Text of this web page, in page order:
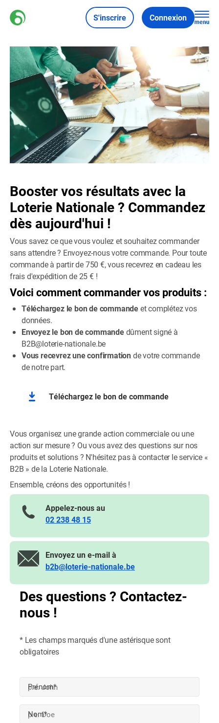
S'inscrire Connexion
Booster vos résultats avec la
Loterie Nationale ? Commandez
dès aujourd'hui !
Vous savez ce que vous voulez et souhaitez commander
sans attendre ? Envoyez-nous votre commande. Pour toute
commande à partir de 750 €, vous recevrez en cadeau les
frais d'expédition de 25 € !
Voici comment commander vos produits :
Téléchargez le bon de commandeet complétez vos
données.
Envoyez le bon de commandedûment signé à
B2B@loterie-nationale.be
Vous recevrez une confirmation de votre commande
de notre part.
Téléchargez le bon de commande
Vous organisez une grande action commerciale ou une
action sur mesure ? Ou vous avez des questions sur nos
produits et solutions ? N'hésitez pas à contacter le service «
B2B » de la Loterie Nationale.
Ensemble, créons des opportunités !
Appelez-nous au
02 238 48 15
Envoyez un e-mail à
b2b@loterie-nationale.be
Des questions ? Contactez-
nous !
* Les champs marqués d'une astérisque sont
obligatoires
Prénom*
Nom*